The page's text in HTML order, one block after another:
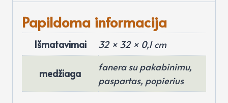
Papildoma informacija
Išmatavimai 32 × 32 × 0,1 cm
medžiaga
fanera su pakabinimu,
paspartas, popierius